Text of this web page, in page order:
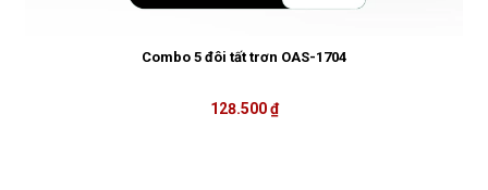
Combo 5 đôi tất trơn OAS-1704
128.500 ₫